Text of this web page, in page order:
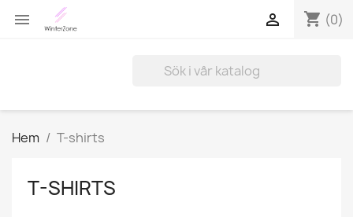
 shopping_cart (0)

Hem T-shirts
T-SHIRTS